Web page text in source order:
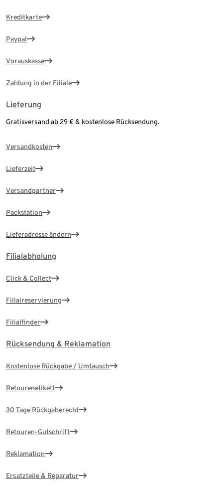
Kreditkarte
Paypal
Vorauskasse
Zahlung in der Filiale
Lieferung
Gratisversand ab 29 € & kostenlose Rücksendung.
Versandkosten
Lieferzeit
Versandpartner
Packstation
Lieferadresse ändern
Filialabholung
Click & Collect
Filialreservierung
Filialfinder
Rücksendung & Reklamation
Kostenlose Rückgabe / Umtausch
Retourenetikett
30 Tage Rückgaberecht
Retouren-Gutschrift
Reklamation
Ersatzteile & Reparatur